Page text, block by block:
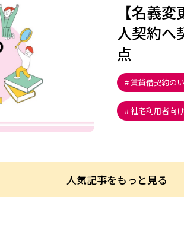
【名義
人契約へ
点
賃貸借契約の
社宅利用者向け
人気記事をもっと見る